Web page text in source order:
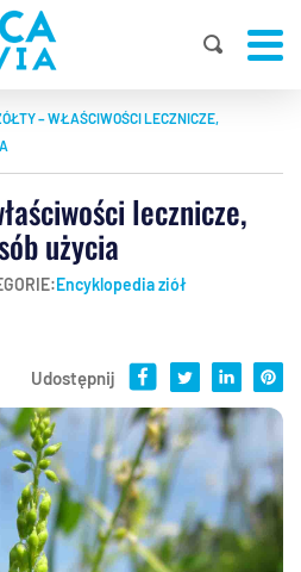
– WŁAŚCIWOŚCI LECZNICZE,
lecznicze,
użycia
Encyklopedia ziół
Udostępnij